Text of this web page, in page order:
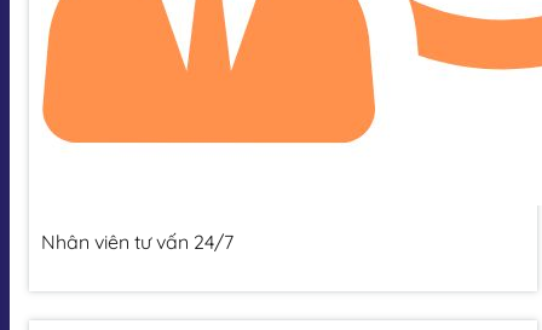
Nhân viên tư vấn 24/7